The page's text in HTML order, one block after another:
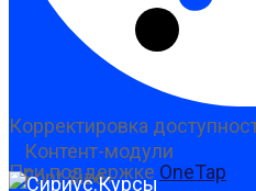
Корректировка
При поддержке OneTap
Контент-модули
Font Size